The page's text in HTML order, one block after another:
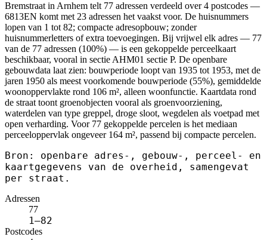
Bremstraat in Arnhem telt 77 adressen verdeeld over 4 postcodes —
6813EN komt met 23 adressen het vaakst voor. De huisnummers
lopen van 1 tot 82; compacte adresopbouw; zonder
huisnummerletters of extra toevoegingen. Bij vrijwel elk adres — 77
van de 77 adressen (100%) — is een gekoppelde perceelkaart
beschikbaar, vooral in sectie AHM01 sectie P. De openbare
gebouwdata laat zien: bouwperiode loopt van 1935 tot 1953, met de
jaren 1950 als meest voorkomende bouwperiode (55%), gemiddelde
woonoppervlakte rond 106 m², alleen woonfunctie. Kaartdata rond
de straat toont groenobjecten vooral als groenvoorziening,
waterdelen van type greppel, droge sloot, wegdelen als voetpad met
open verharding. Voor 77 gekoppelde percelen is het mediaan
perceeloppervlak ongeveer 164 m², passend bij compacte percelen.
Bron: openbare adres-, gebouw-, perceel- en
kaartgegevens van de overheid, samengevat
per straat.
Adressen
77
1–82
Postcodes